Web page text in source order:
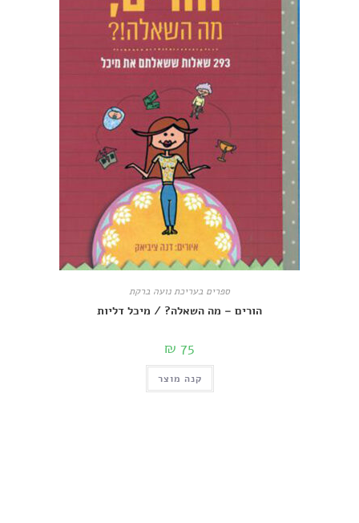
ספרים בעריכת נועה ברקת
הורים – מה השאלה? / מיכל דליות
₪ 75
קנה מוצר